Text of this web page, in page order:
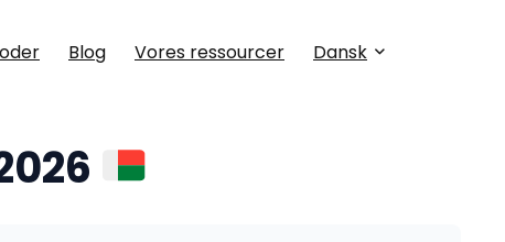
Blog Vores ressourcer Dansk